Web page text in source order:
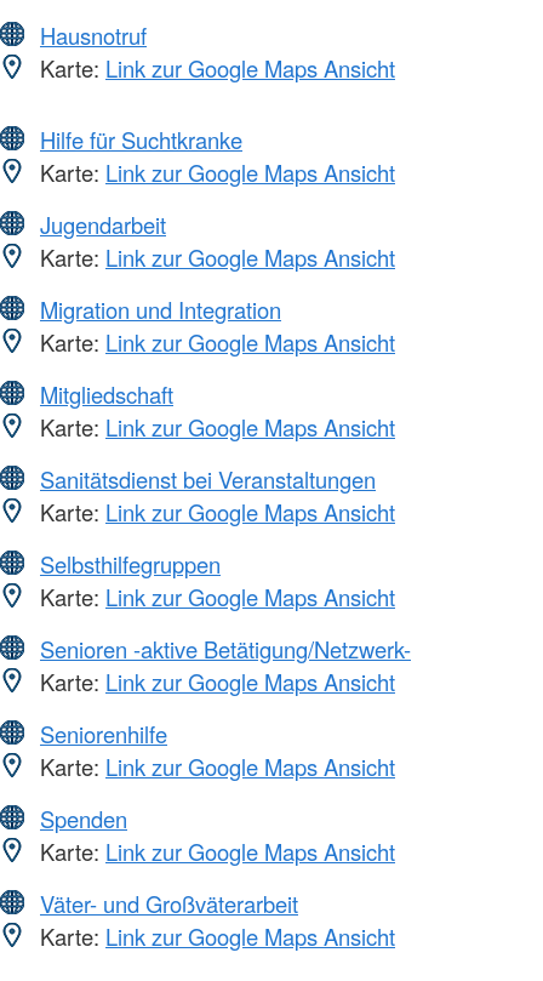
Hausnotruf
Karte: Link zur Google Maps Ansicht
Hilfe für Suchtkranke
Karte: Link zur Google Maps Ansicht
Jugendarbeit
Karte: Link zur Google Maps Ansicht
Migration und Integration
Karte: Link zur Google Maps Ansicht
Mitgliedschaft
Karte: Link zur Google Maps Ansicht
Sanitätsdienst bei Veranstaltungen
Karte: Link zur Google Maps Ansicht
Selbsthilfegruppen
Karte: Link zur Google Maps Ansicht
Senioren -aktive Betätigung/Netzwerk-
Karte: Link zur Google Maps Ansicht
Seniorenhilfe
Karte: Link zur Google Maps Ansicht
Spenden
Karte: Link zur Google Maps Ansicht
Väter- und Großväterarbeit
Karte: Link zur Google Maps Ansicht